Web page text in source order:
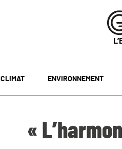
CLIMAT ENVIRONNEMENT
«